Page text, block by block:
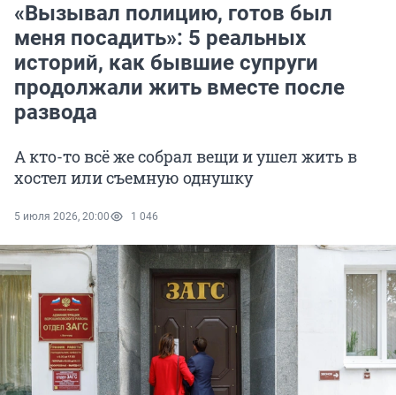
«Вызывал полицию, готов был
меня посадить»: 5 реальных
историй, как бывшие супруги
продолжали жить вместе после
развода
А кто-то всё же собрал вещи и ушел жить в
хостел или съемную однушку
5 июля 2026, 20:00 1 046